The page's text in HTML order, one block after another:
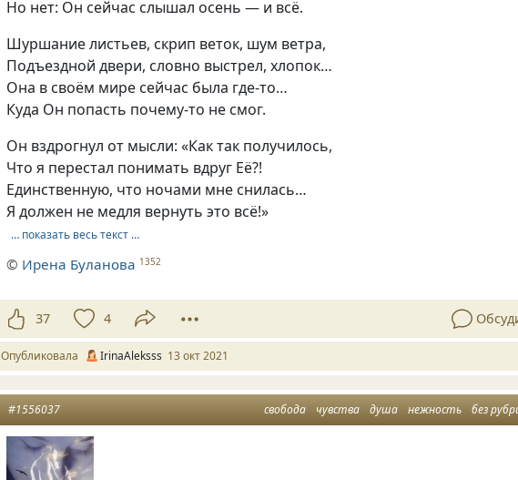
Но нет: Он сейчас слышал осень — и всё.
Шуршание листьев, скрип веток, шум ветра,
Подъездной двери, словно выстрел, хлопок…
Она в своём мире сейчас была где-то…
Куда Он попасть почему-то не смог.
Он вздрогнул от мысли: «Как так получилось,
Что я перестал понимать вдруг Её?!
Единственную, что ночами мне снилась…
Я должен не медля вернуть это всё!»
… показать весь текст …
© Ирена Буланова 1352
37 4
Опубликовала IrinaAleksss 13 окт 2021
свобода чувства душа нежность без
#1556037